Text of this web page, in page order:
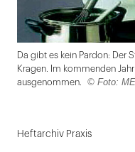
Da gibt es kein Pardon: Der
Kragen. Im kommenden
ausgenommen.
© Foto:
1Heftarchiv Praxis